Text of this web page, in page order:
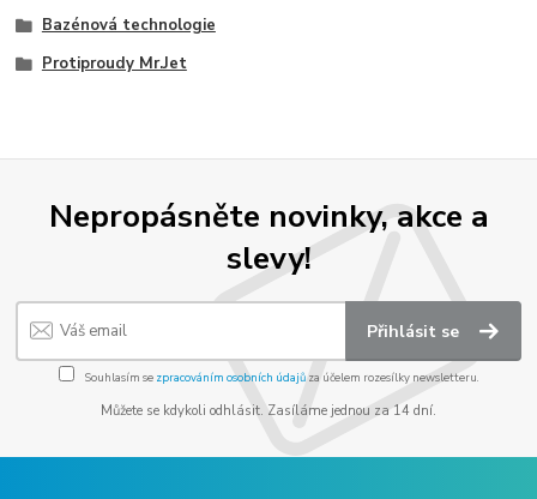
Bazénová technologie
Protiproudy Mr.Jet
Nepropásněte novinky, akce a
slevy!
Přihlásit se
Souhlasím se zpracováním osobních údajůza účelem rozesílky newsletteru.
Můžete se kdykoli odhlásit. Zasíláme jednou za 14 dní.